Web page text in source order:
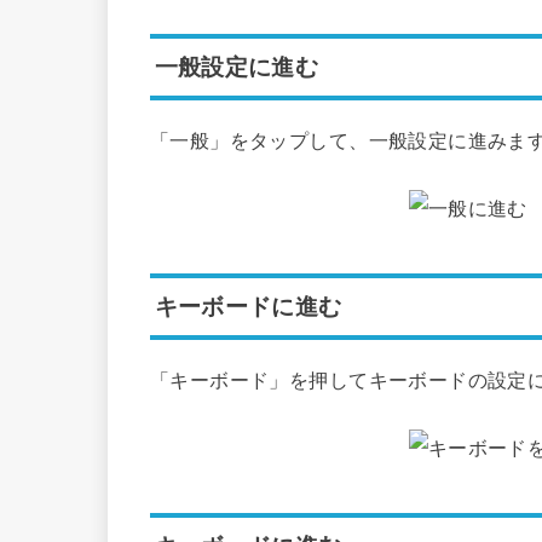
一般設定に進む
「一般」をタップして、一般設定に進みます
キーボードに進む
「キーボード」を押してキーボードの設定